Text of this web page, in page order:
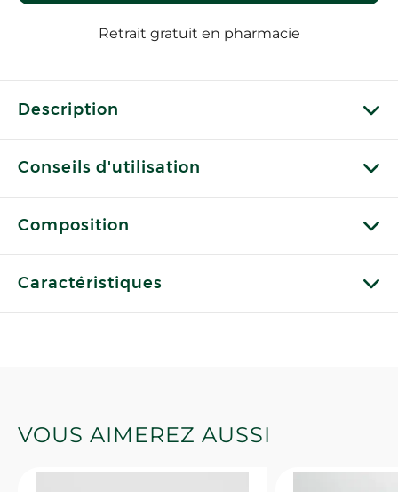
Retrait gratuit en pharmacie
Description
Conseils d'utilisation
Composition
Caractéristiques
VOUS AIMEREZ AUSSI